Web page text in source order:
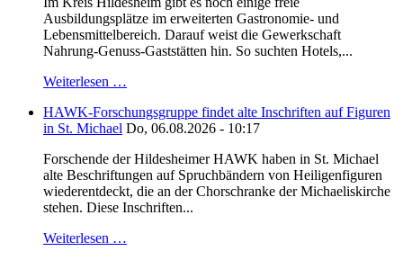
Ausbildungsplätze im erweiterten Gastronomie- und
Lebensmittelbereich. Darauf weist die Gewerkschaft
Nahrung-Genuss-Gaststätten hin. So suchten Hotels,...
Weiterlesen …
HAWK-Forschungsgruppe findet alte Inschriften auf Figuren
in St. Michael Do, 06.08.2026 - 10:17
Forschende der Hildesheimer HAWK haben in St. Michael
alte Beschriftungen auf Spruchbändern von Heiligenfiguren
wiederentdeckt, die an der Chorschranke der Michaeliskirche
stehen. Diese Inschriften...
Weiterlesen …